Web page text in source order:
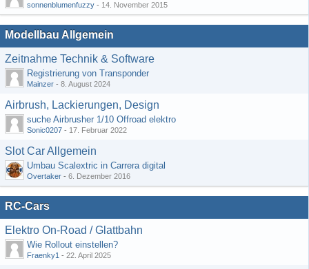
sonnenblumenfuzzy - 14. November 2015
Modellbau Allgemein
Zeitnahme Technik & Software
Registrierung von Transponder
Mainzer - 8. August 2024
Airbrush, Lackierungen, Design
suche Airbrusher 1/10 Offroad elektro
Sonic0207 - 17. Februar 2022
Slot Car Allgemein
Umbau Scalextric in Carrera digital
Overtaker - 6. Dezember 2016
RC-Cars
Elektro On-Road / Glattbahn
Wie Rollout einstellen?
Fraenky1 - 22. April 2025